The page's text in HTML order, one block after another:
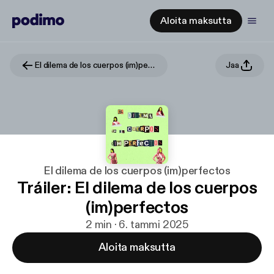
Aloita maksutta
El dilema de los cuerpos (im)perfectos Jaa
El dilema de los cuerpos (im)perfectos
Tráiler: El dilema de los cuerpos
(im)perfectos
2 min · 6. tammi 2025
Aloita maksutta